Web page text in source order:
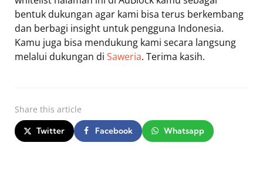
bentuk dukungan agar kami bisa terus berkembang
dan berbagi insight untuk pengguna Indonesia.
Kamu juga bisa mendukung kami secara langsung
melalui dukungan di Saweria. Terima kasih.
Share this article
Twitter Facebook Whatsapp